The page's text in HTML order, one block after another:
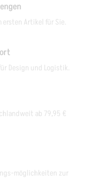
ersten Artikel für Sie.
Design und Logistik.
ab 79,95 €
möglichkeiten zur